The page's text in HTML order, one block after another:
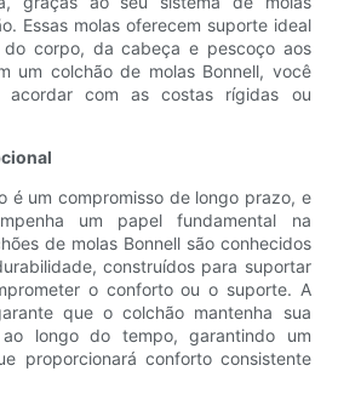
Essas molas oferecem suporte ideal
corpo, da cabeça e pescoço aos
um colchão de molas Bonnell, você
com as costas rígidas ou
é um compromisso de longo prazo, e
um papel fundamental na
de molas Bonnell são conhecidos
construídos para suportar
o conforto ou o suporte. A
que o colchão mantenha sua
longo do tempo, garantindo um
proporcionará conforto consistente